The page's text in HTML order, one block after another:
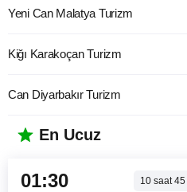
Yeni Can Malatya Turizm
Kiğı Karakoçan Turizm
Can Diyarbakır Turizm
En Ucuz
01:30 10 saat45